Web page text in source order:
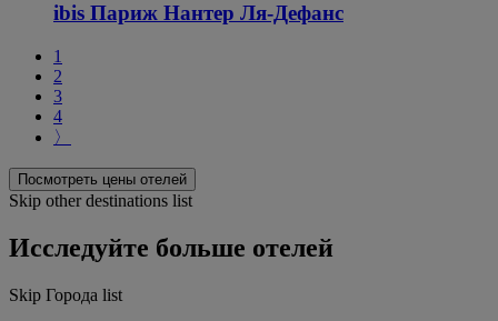
ibis Париж Нантер Ля-Дефанс
1
2
3
4
〉
Посмотреть цены отелей
Skip other destinations list
Исследуйте больше отелей
Skip Города list